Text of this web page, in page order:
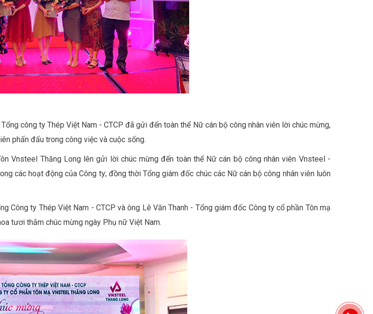
công ty Thép Việt Nam - CTCP đã gửi đến toàn thể Nữ cán bộ công nhân viên lời chúc mừng,
phấn đấu trong công việc và cuộc sống.
Vnsteel Thăng Long lên gửi lời chúc mừng đến toàn thể Nữ cán bộ công nhân viên Vnsteel -
các hoạt động của Công ty; đồng thời Tổng giám đốc chúc các Nữ cán bộ công nhân viên luôn
Công ty Thép Việt Nam - CTCP và ông Lê Văn Thanh - Tổng giám đốc Công ty cổ phần Tôn mạ
tươi thắm chúc mừng ngày Phụ nữ Việt Nam.